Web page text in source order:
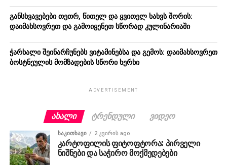
განსხვავებები თეთრ, წითელ და ყვითელ ხახვს შორის:
დაიმახსოვრეთ და გამოიყენეთ სწორად კულინარიაში
ჭარხალი შეინარჩუნებს ვიტამინებსა და გემოს: დაიმახსოვრეთ
ბოსტნეულის მომზადების სწორი ხერხი
ADVERTISEMENT
ᲐᲮᲐᲚᲘ ᲢᲠᲔᲜᲓᲣᲚᲘ ᲕᲘᲓᲔᲝ
ᲡᲐᲙᲘᲗᲮᲐᲕᲘ 2 კვირის ago
კარტოფილის ფიტოფტორა: პირველი
ნიშნები და საჭირო მოქმედებები